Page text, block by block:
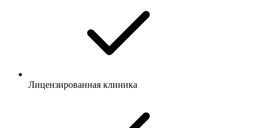
Лицензированная клиника